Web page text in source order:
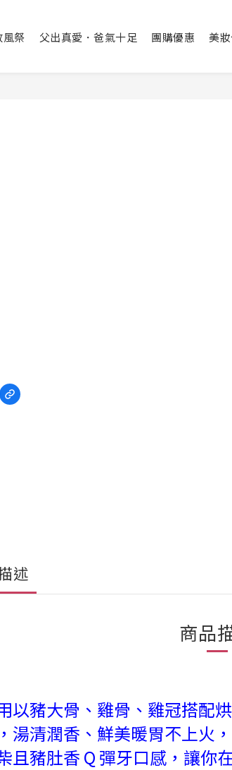
風祭 父出真愛．爸氣十足 團購優惠 美
述
商品
以豬大骨、雞骨、雞冠搭配
湯清潤香、鮮美暖胃不上火
且豬肚香 Q 彈牙口感，讓你